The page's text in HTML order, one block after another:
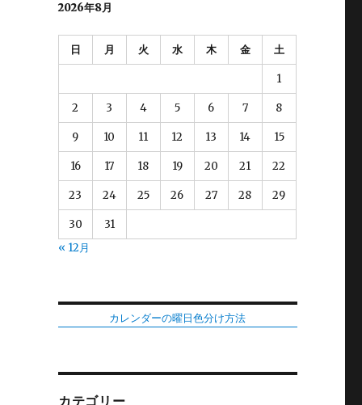
2026年8月
日 月 火 水 木 金 土
1
2 3 4 5 6 7 8
9 10 11 12 13 14 15
16 17 18 19 20 21 22
23 24 25 26 27 28 29
30
31
« 12月
カレンダーの曜日色分け方法
カテゴリー